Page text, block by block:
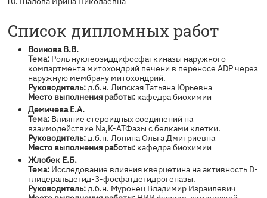
Список дипломных работ
Воинова В.В.
Тема: Роль нуклеозиддифосфаткиназы наружного
компартмента митохондрий печени в переносе ADP через
наружную мембрану митохондрий.
Руководитель:д.б.н. Липская Татьяна Юрьевна
Место выполнения работы: кафедра биохимии
Демичева Е.А.
Тема: Влияние стероидных соединений на
взаимодействие Na,K-АТФазы с белками клетки.
Руководитель:д.б.н. Лопина Ольга Дмитриевна
Место выполнения работы: кафедра биохимии
Жлобек Е.Б.
Тема: Исследование влияния кверцетина на активность D-
глицеральдегид-3-фосфатдегидрогеназы.
Руководитель:д.б.н. Муронец Владимир Израилевич